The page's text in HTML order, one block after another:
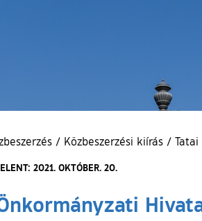
/ Közbeszerzési kiírás /
2021. OKTÓBER. 20.